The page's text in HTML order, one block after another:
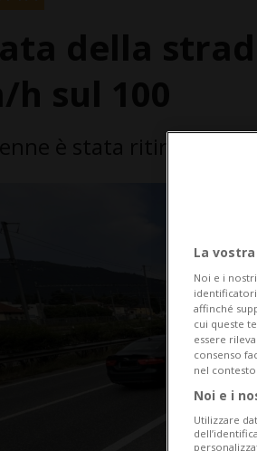
La
Noi e i nostri
affinché
cui queste
essere
consenso
nel
Noi e i
Utilizzare